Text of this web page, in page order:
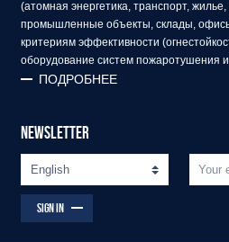
(атомная энергетика, транспорт,
промышленные объекты, склады,
критериям эффективности
оборудование систем пожаротушения и
ПОДРОБНЕЕ
NEWSLETTER
SIGN IN